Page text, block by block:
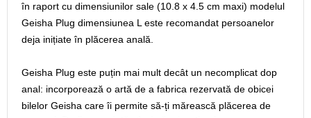
în raport cu dimensiunilor sale (10.8 x 4.5 cm maxi) modelul
Geisha Plug dimensiunea L este recomandat persoanelor
deja inițiate în plăcerea anală.
Geisha Plug este puțin mai mult decât un necomplicat dop
anal: incorporează o artă de a fabrica rezervată de obicei
bilelor Geisha care îi permite să-ți mărească plăcerea de